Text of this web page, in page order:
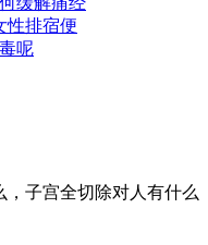
性排宿便
呢
子宫全切除对人有什么